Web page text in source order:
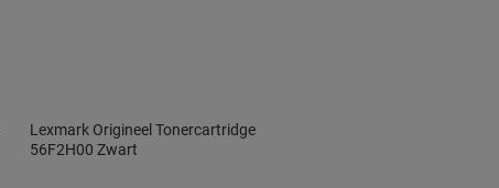
Lexmark Origineel Tonercartridge
56F2H00 Zwart